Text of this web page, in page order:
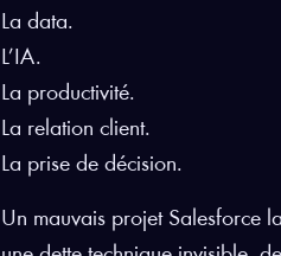
La data.
L’IA.
La productivité.
La relation client.
La prise de décision.
Un mauvais projet Salesforce